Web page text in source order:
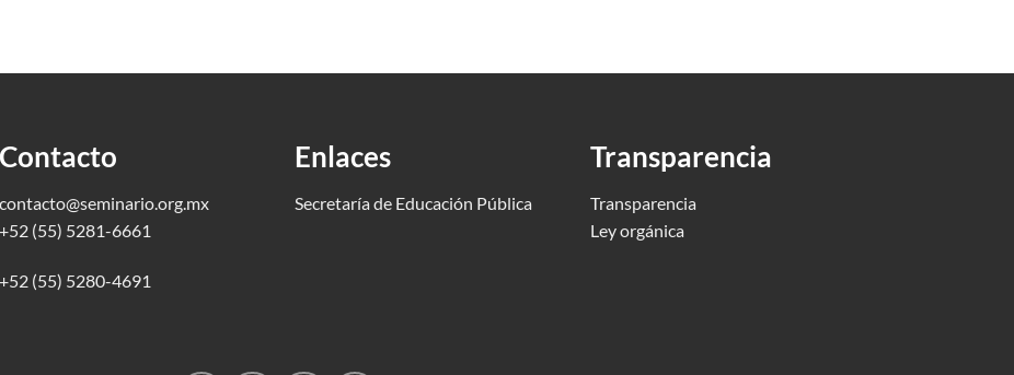
Contacto
contacto@seminario.org.mx
+52 (55) 5281-6661
+52 (55) 5280-4691
Enlaces
Secretaría de Educación Pública
Transparencia
Transparencia
Ley orgánica